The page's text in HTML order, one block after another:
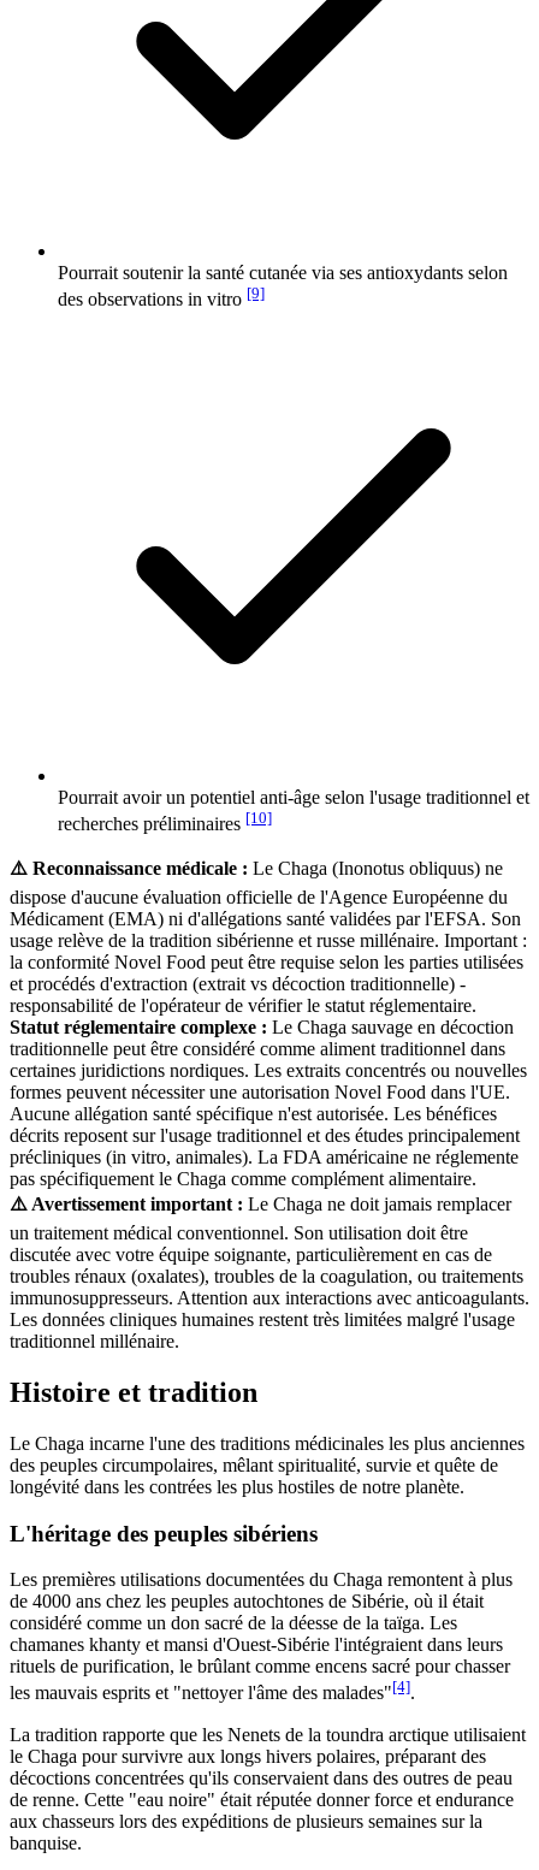
Pourrait soutenir la santé cutanée via ses antioxydants selon
des observations in vitro [9]
Pourrait avoir un potentiel anti-âge selon l'usage traditionnel et
recherches préliminaires [10]
⚠️ Reconnaissance médicale : Le Chaga (Inonotus obliquus) ne
dispose d'aucune évaluation officielle de l'Agence Européenne du
Médicament (EMA) ni d'allégations santé validées par l'EFSA. Son
usage relève de la tradition sibérienne et russe millénaire. Important :
la conformité Novel Food peut être requise selon les parties utilisées
et procédés d'extraction (extrait vs décoction traditionnelle) -
responsabilité de l'opérateur de vérifier le statut réglementaire.
Statut réglementaire complexe : Le Chaga sauvage en décoction
traditionnelle peut être considéré comme aliment traditionnel dans
certaines juridictions nordiques. Les extraits concentrés ou nouvelles
formes peuvent nécessiter une autorisation Novel Food dans l'UE.
Aucune allégation santé spécifique n'est autorisée. Les bénéfices
décrits reposent sur l'usage traditionnel et des études principalement
précliniques (in vitro, animales). La FDA américaine ne réglemente
pas spécifiquement le Chaga comme complément alimentaire.
⚠️ Avertissement important : Le Chaga ne doit jamais remplacer
un traitement médical conventionnel. Son utilisation doit être
discutée avec votre équipe soignante, particulièrement en cas de
troubles rénaux (oxalates), troubles de la coagulation, ou traitements
immunosuppresseurs. Attention aux interactions avec anticoagulants.
Les données cliniques humaines restent très limitées malgré l'usage
traditionnel millénaire.
Histoire et tradition
Le Chaga incarne l'une des traditions médicinales les plus anciennes
des peuples circumpolaires, mêlant spiritualité, survie et quête de
longévité dans les contrées les plus hostiles de notre planète.
L'héritage des peuples sibériens
Les premières utilisations documentées du Chaga remontent à plus
de 4000 ans chez les peuples autochtones de Sibérie, où il était
considéré comme un don sacré de la déesse de la taïga. Les
chamanes khanty et mansi d'Ouest-Sibérie l'intégraient dans leurs
rituels de purification, le brûlant comme encens sacré pour chasser
les mauvais esprits et "nettoyer l'âme des malades"[4].
La tradition rapporte que les Nenets de la toundra arctique utilisaient
le Chaga pour survivre aux longs hivers polaires, préparant des
décoctions concentrées qu'ils conservaient dans des outres de peau
de renne. Cette "eau noire" était réputée donner force et endurance
aux chasseurs lors des expéditions de plusieurs semaines sur la
banquise.